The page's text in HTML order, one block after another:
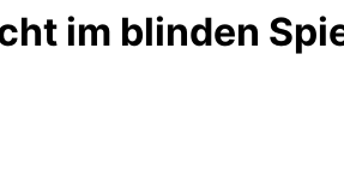
im blinden